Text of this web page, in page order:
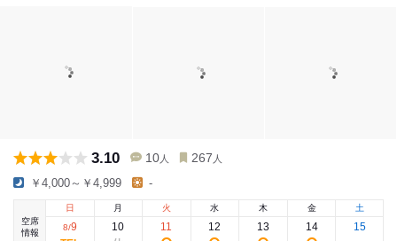
3.10 10 人 267 人
￥4,000～￥4,999 -
空席
情報
日
8/9
月
10
火
11
水
12
木
13
金
14
土
15